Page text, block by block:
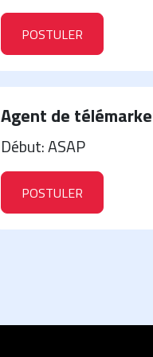
POSTULER
Agent de
Début: ASAP
POSTULER